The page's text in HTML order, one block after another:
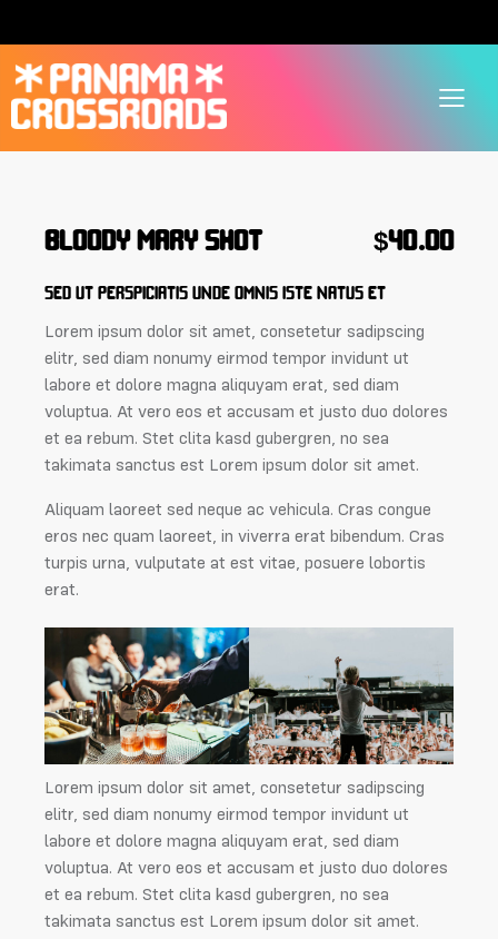
BLOODY MARY SHOT $40.00
SED UT PERSPICIATIS UNDE OMNIS ISTE NATUS ET
Lorem ipsum dolor sit amet, consetetur sadipscing
elitr, sed diam nonumy eirmod tempor invidunt ut
labore et dolore magna aliquyam erat, sed diam
voluptua. At vero eos et accusam et justo duo dolores
et ea rebum. Stet clita kasd gubergren, no sea
takimata sanctus est Lorem ipsum dolor sit amet.
Aliquam laoreet sed neque ac vehicula. Cras congue
eros nec quam laoreet, in viverra erat bibendum. Cras
turpis urna, vulputate at est vitae, posuere lobortis
erat.
Lorem ipsum dolor sit amet, consetetur sadipscing
elitr, sed diam nonumy eirmod tempor invidunt ut
labore et dolore magna aliquyam erat, sed diam
voluptua. At vero eos et accusam et justo duo dolores
et ea rebum. Stet clita kasd gubergren, no sea
takimata sanctus est Lorem ipsum dolor sit amet.